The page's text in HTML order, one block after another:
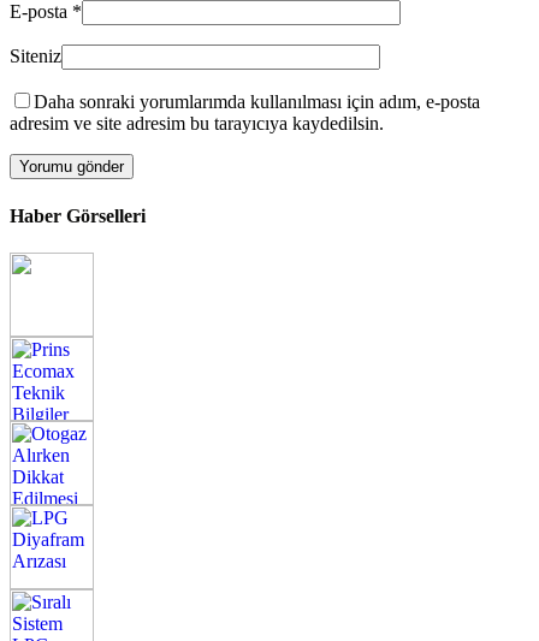
E-posta *
Siteniz
Daha sonraki yorumlarımda kullanılması için adım, e-posta
adresim ve site adresim bu tarayıcıya kaydedilsin.
Haber Görselleri